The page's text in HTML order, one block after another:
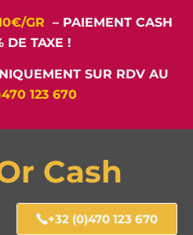
GR – PAIEMENT CASH
DE TAXE !
SUR RDV AU
123 670
Cash
+32 (0)470 123 670